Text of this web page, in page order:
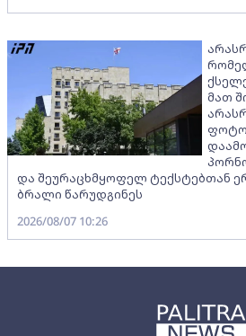
მათ
და შეურაცხმყოფელ ტექსტებთან
ბრალი წარუდგინეს
2026/08/07 10:26